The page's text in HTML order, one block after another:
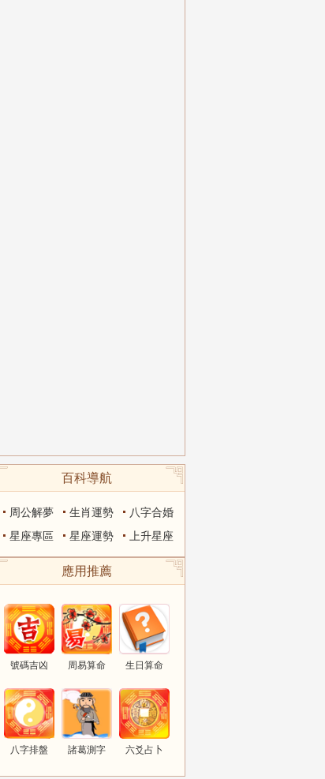
百科導航
周公解夢 生肖運勢
八字合婚
星座專區
星座運勢 上升星座
應用推薦
號碼吉凶 周易算命 生日算命
八字排盤 諸葛測字 六爻占卜